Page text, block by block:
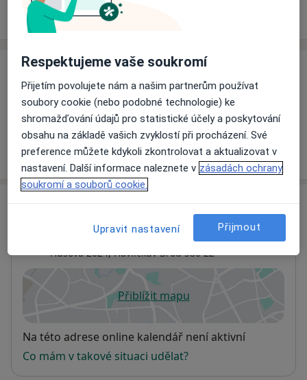
Ceník Adresy
Ceník
Informace o službách a cenách nejsou k dispozici
Tento specialista ještě nepřidával žádné informace o
svých službách.
Nemocnice Havlíčkův Brod
Husova 2624, Havlíčkův Brod580 22
Přiblížit mapuse otevře v nové záložce
Dostupnost
Na této adrese online kalendář není aktivní
Co mám v takové situaci udělat?
Respektujeme vaše soukromí
Přijetím povolujete nám a našim partnerům používat
soubory cookie (nebo podobné technologie) ke
shromažďování údajů pro statistické účely a poskytování
obsahu na základě vašich zvyklostí při procházení. Své
preference můžete kdykoli zkontrolovat a aktualizovat v
nastavení. Další informace naleznete v zásadách ochrany
soukromí a souborů cookie.
Upravit nastavení Přijmout